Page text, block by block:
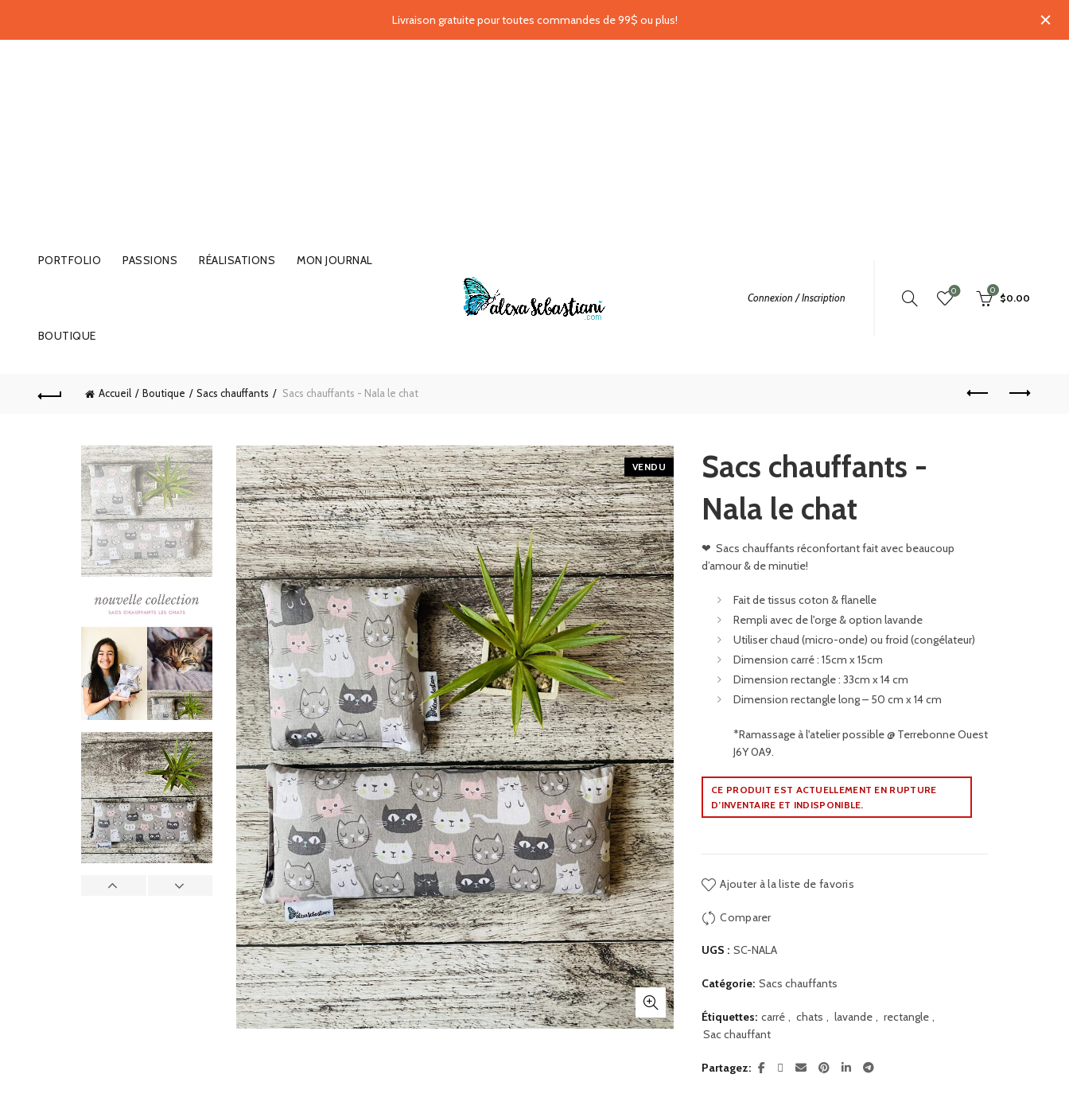
PORTFOLIO PASSIONS RÉALISATIONS MON JOURNAL
BOUTIQUE
Connexion / Inscription
0 0
$0.00
Accueil Boutique Sacs chauffants Sacs chauffants - Nala le chat
VENDU
Sacs chauffants -
Nala le chat
❤ Sacs chauffants réconfortant fait avec beaucoup
d’amour & de minutie!
Fait de tissus coton & flanelle
Rempli avec de l'orge & option lavande
Utiliser chaud (micro-onde) ou froid (congélateur)
Dimension carré : 15cm x 15cm
Dimension rectangle : 33cm x 14 cm
Dimension rectangle long – 50 cm x 14 cm
*Ramassage à l'atelier possible @ Terrebonne Ouest
J6Y 0A9.
CE PRODUIT EST ACTUELLEMENT EN RUPTURE
D’INVENTAIRE ET INDISPONIBLE.
Ajouter à la liste de favoris
Comparer
UGS : SC-NALA
Catégorie: Sacs chauffants
Étiquettes: carré , chats , lavande , rectangle ,
Sac chauffant
Partagez
Livraison gratuite pour toutes commandes de 99$ ou plus!